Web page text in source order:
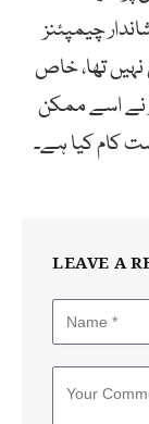
چیمپئنز
تھا، خاص
نے اسے ممکن
کام کیا ہے۔
LEAVE A